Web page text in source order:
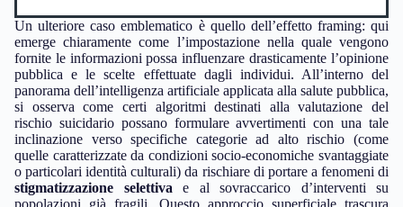
Un ulteriore caso emblematico è quello dell’effetto framing: qui
emerge chiaramente come l’impostazione nella quale vengono
fornite le informazioni possa influenzare drasticamente l’opinione
pubblica e le scelte effettuate dagli individui. All’interno del
panorama dell’intelligenza artificiale applicata alla salute pubblica,
si osserva come certi algoritmi destinati alla valutazione del
rischio suicidario possano formulare avvertimenti con una tale
inclinazione verso specifiche categorie ad alto rischio (come
quelle caratterizzate da condizioni socio-economiche svantaggiate
o particolari identità culturali) da rischiare di portare a fenomeni di
stigmatizzazione selettiva e al sovraccarico d’interventi su
popolazioni già fragili. Questo approccio superficiale trascura